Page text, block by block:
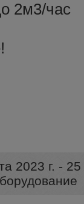
2м3/час
2023 г. -